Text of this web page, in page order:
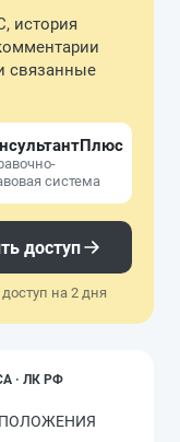
история
связанные
система
доступ
на 2 дня
· ЛК РФ